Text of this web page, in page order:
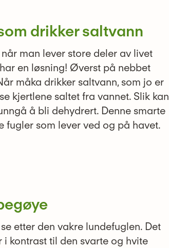
drikker saltvann
man lever store deler av livet
en løsning! Øverst på nebbet
måka drikker saltvann, som jo er
kjertlene saltet fra vannet. Slik kan
å bli dehydrert. Denne smarte
fugler som lever ved og på havet.
etter den vakre lundefuglen. Det
kontrast til den svarte og hvite